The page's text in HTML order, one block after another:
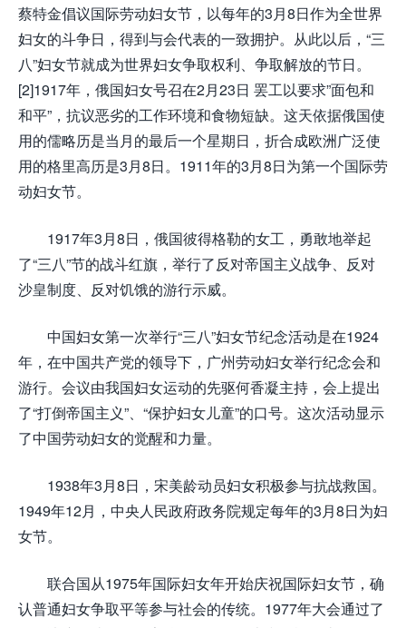
蔡特金倡议国际劳动妇女节，以每年的3月8日作为全世界
妇女的斗争日，得到与会代表的一致拥护。从此以后，“三
八”妇女节就成为世界妇女争取权利、争取解放的节日。
[2]1917年，俄国妇女号召在2月23日 罢工以要求”面包和
和平”，抗议恶劣的工作环境和食物短缺。这天依据俄国使
用的儒略历是当月的最后一个星期日，折合成欧洲广泛使
用的格里高历是3月8日。1911年的3月8日为第一个国际劳
动妇女节。
1917年3月8日，俄国彼得格勒的女工，勇敢地举起
了“三八”节的战斗红旗，举行了反对帝国主义战争、反对
沙皇制度、反对饥饿的游行示威。
中国妇女第一次举行“三八”妇女节纪念活动是在1924
年，在中国共产党的领导下，广州劳动妇女举行纪念会和
游行。会议由我国妇女运动的先驱何香凝主持，会上提出
了“打倒帝国主义”、“保护妇女儿童”的口号。这次活动显示
了中国劳动妇女的觉醒和力量。
1938年3月8日，宋美龄动员妇女积极参与抗战救国。
1949年12月，中央人民政府政务院规定每年的3月8日为妇
女节。
联合国从1975年国际妇女年开始庆祝国际妇女节，确
认普通妇女争取平等参与社会的传统。1977年大会通过了